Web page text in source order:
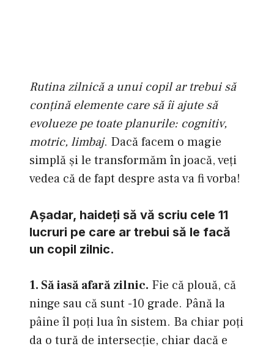
Rutina zilnică a unui copil ar trebui să
conţină elemente care să îi ajute să
evolueze pe toate planurile: cognitiv,
motric, limbaj. Dacă facem o magie
simplă şi le transformăm în joacă, veţi
vedea că de fapt despre asta va fi vorba!
Aşadar, haideţi să vă scriu cele 11
lucruri pe care ar trebui să le facă
un copil zilnic.
1. Să iasă afară zilnic. Fie că plouă, că
ninge sau că sunt -10 grade. Până la
pâine îl poţi lua în sistem. Ba chiar poţi
da o tură de intersecţie, chiar dacă e